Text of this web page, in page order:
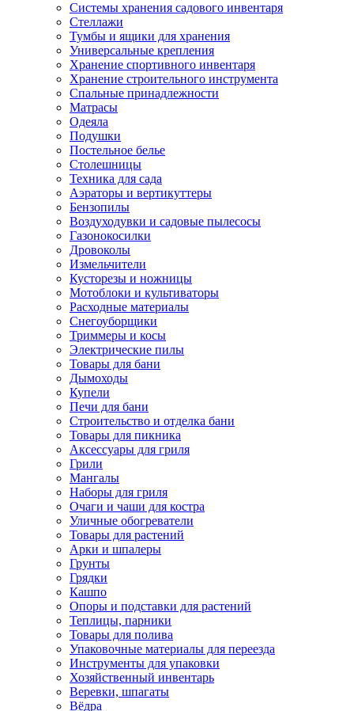
Системы хранения садового инвентаря
Стеллажи
Тумбы и ящики для хранения
Универсальные крепления
Хранение спортивного инвентаря
Хранение строительного инструмента
Спальные принадлежности
Матрасы
Одеяла
Подушки
Постельное белье
Столешницы
Техника для сада
Аэраторы и вертикуттеры
Бензопилы
Воздуходувки и садовые пылесосы
Газонокосилки
Дровоколы
Измельчители
Кусторезы и ножницы
Мотоблоки и культиваторы
Расходные материалы
Снегоуборщики
Триммеры и косы
Электрические пилы
Товары для бани
Дымоходы
Купели
Печи для бани
Строительство и отделка бани
Товары для пикника
Аксессуары для гриля
Грили
Мангалы
Наборы для гриля
Очаги и чаши для костра
Уличные обогреватели
Товары для растений
Арки и шпалеры
Грунты
Грядки
Кашпо
Опоры и подставки для растений
Теплицы, парники
Товары для полива
Упаковочные материалы для переезда
Инструменты для упаковки
Хозяйственный инвентарь
Веревки, шпагаты
Вёдра